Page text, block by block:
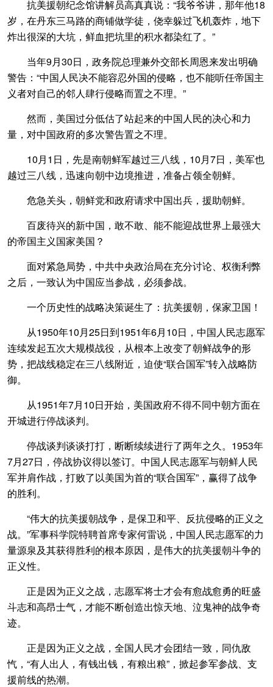
抗美援朝纪念馆讲解员高真真说：“我爷爷讲，那年他18
岁，在丹东三马路的商铺做学徒，侥幸躲过飞机轰炸，地下
炸出很深的大坑，鲜血把坑里的积水都染红了。”
当年9月30日，政务院总理兼外交部长周恩来发出明确
警告：“中国人民决不能容忍外国的侵略，也不能听任帝国主
义者对自己的邻人肆行侵略而置之不理。”
然而，美国过分低估了站起来的中国人民的决心和力
量，对中国政府的多次警告置之不理。
10月1日，先是南朝鲜军越过三八线，10月7日，美军也
越过三八线，迅速向朝中边境推进，准备占领全朝鲜。
危急关头，朝鲜党和政府请求中国出兵，援助朝鲜。
百废待兴的新中国，敢不敢、能不能迎战世界上最强大
的帝国主义国家美国？
面对紧急局势，中共中央政治局在充分讨论、权衡利弊
之后，一致认为中国应当参战，必须参战。
一个历史性的战略决策诞生了：抗美援朝，保家卫国！
从1950年10月25日到1951年6月10日，中国人民志愿军
连续发起五次大规模战役，从根本上改变了朝鲜战争的形
势，把战线稳定在三八线附近，迫使“联合国军”转入战略防
御。
从1951年7月10日开始，美国政府不得不同中朝方面在
开城进行停战谈判。
停战谈判谈谈打打，断断续续进行了两年之久。1953年
7月27日，停战协议得以签订。中国人民志愿军与朝鲜人民
军并肩作战，打败了以美国为首的“联合国军”，赢得了战争
的胜利。
“伟大的抗美援朝战争，是保卫和平、反抗侵略的正义之
战。”军事科学院特聘首席专家何雷说，中国人民志愿军的力
量源泉及其获得胜利的根本原因，是伟大的抗美援朝斗争的
正义性。
正是因为正义之战，志愿军将士才会有愈战愈勇的旺盛
斗志和高昂士气，才能不断创造出惊天地、泣鬼神的战争奇
迹。
正是因为正义之战，全国人民才会团结一致，同仇敌
忾，“有人出人，有钱出钱，有粮出粮”，掀起参军参战、支
援前线的热潮。